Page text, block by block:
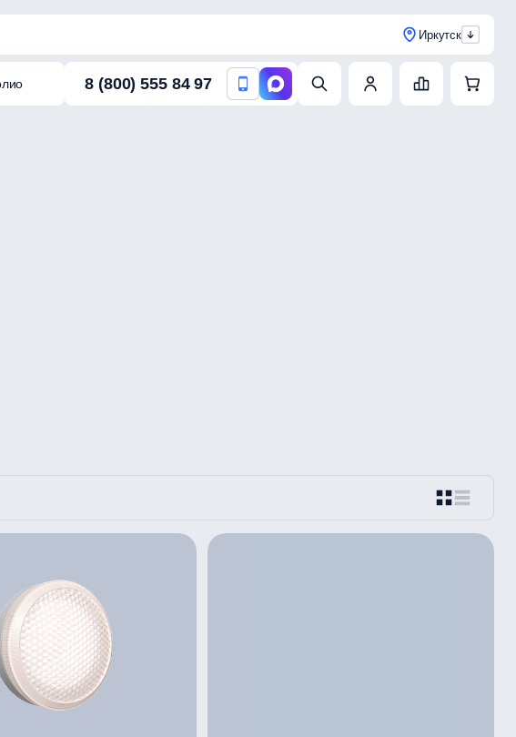
Иркутск
8 (800) 555 84 97